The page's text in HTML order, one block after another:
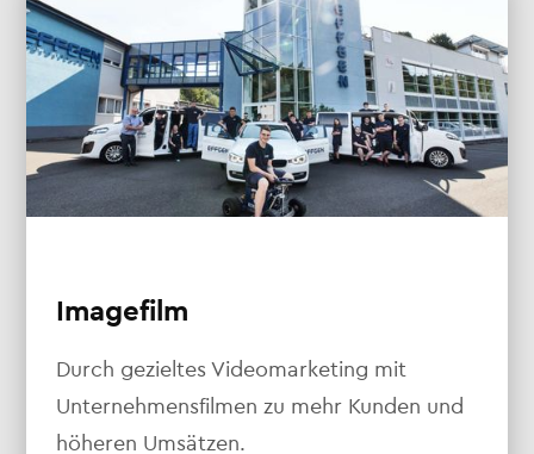
Imagefilm
Durch gezieltes Videomarketing mit
Unternehmensfilmen zu mehr Kunden und
höheren Umsätzen.